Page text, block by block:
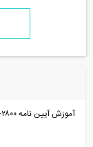
آموزش آیین نامه ۲۸۰۰- قسمت دوم (ویژه...